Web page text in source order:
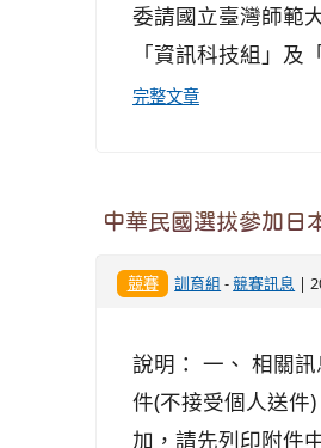
委請國立臺灣師範
「資訊科技組」
完整文章
中華民國選拔參加日
競賽 訓育組 -競賽訊息 |
說明： 一、 相關
件(不接受個人送件
加，請先列印附件